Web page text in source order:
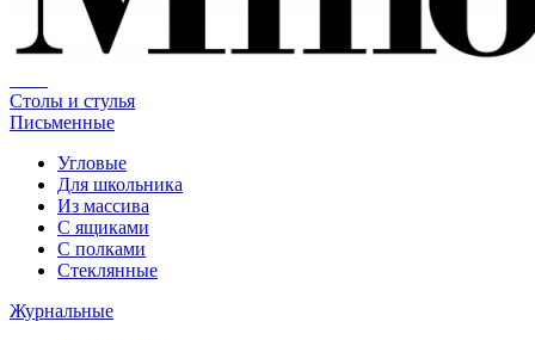
Столы и стулья
Письменные
Угловые
Для школьника
Из массива
С ящиками
С полками
Стеклянные
Журнальные